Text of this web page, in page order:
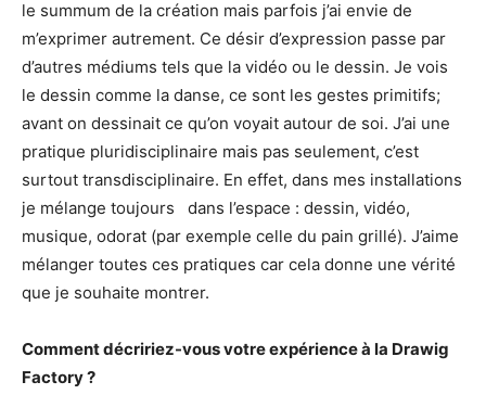
le summum de la création mais parfois j’ai envie de
m’exprimer autrement. Ce désir d’expression passe par
d’autres médiums tels que la vidéo ou le dessin. Je vois
le dessin comme la danse, ce sont les gestes primitifs;
avant on dessinait ce qu’on voyait autour de soi. J’ai une
pratique pluridisciplinaire mais pas seulement, c’est
surtout transdisciplinaire. En effet, dans mes installations
je mélange toujours dans l’espace : dessin, vidéo,
musique, odorat (par exemple celle du pain grillé). J’aime
mélanger toutes ces pratiques car cela donne une vérité
que je souhaite montrer.
Comment décririez-vous votre expérience à la Drawig
Factory ?